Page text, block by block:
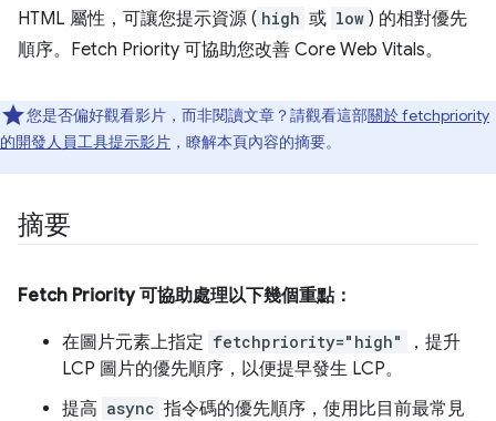
HTML 屬性，可讓您提示資源 ( high 或 low ) 的相對優先
順序。Fetch Priority 可協助您改善 Core Web Vitals。
您是否偏好觀看影片，而非閱讀文章？請觀看這部關於 fetchpriority
的開發人員工具提示影片 ，瞭解本頁內容的摘要。
摘要
Fetch Priority 可協助處理以下幾個重點：
在圖片元素上指定 fetchpriority="high"
，提升
LCP 圖片的優先順序，以便提早發生 LCP。
提高 async 指令碼的優先順序，使用比目前最常見